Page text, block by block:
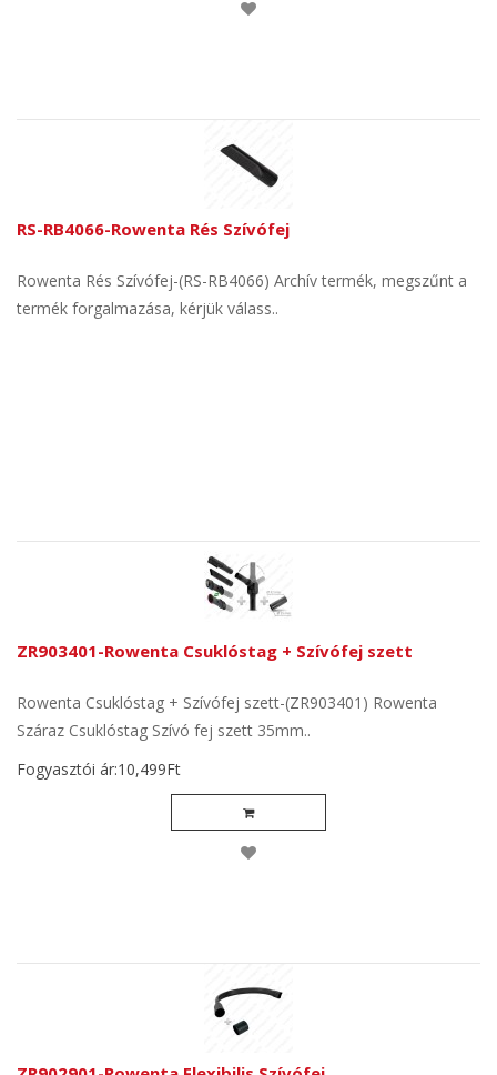
RS-RB4066-Rowenta Rés Szívófej
Rowenta Rés Szívófej-(RS-RB4066) Archív termék, megszűnt a
termék forgalmazása, kérjük válass..
ZR903401-Rowenta Csuklóstag + Szívófej szett
Rowenta Csuklóstag + Szívófej szett-(ZR903401) Rowenta
Száraz Csuklóstag Szívó fej szett 35mm..
Fogyasztói ár:10,499Ft